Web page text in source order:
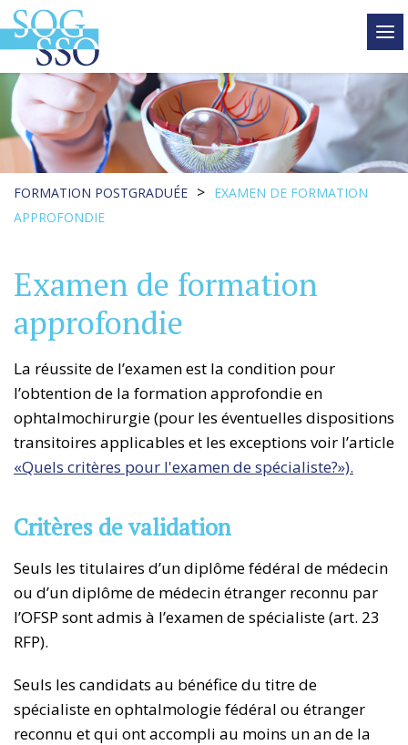
FORMATION POSTGRADUÉE > EXAMEN DE FORMATION
APPROFONDIE
Examen de formation
approfondie
La réussite de l’examen est la condition pour
l’obtention de la formation approfondie en
ophtalmochirurgie (pour les éventuelles dispositions
transitoires applicables et les exceptions voir l’article
«Quels critères pour l'examen de spécialiste?»).
Critères de validation
Seuls les titulaires d’un diplôme fédéral de médecin
ou d’un diplôme de médecin étranger reconnu par
l’OFSP sont admis à l’examen de spécialiste (art. 23
RFP).
Seuls les candidats au bénéfice du titre de
spécialiste en ophtalmologie fédéral ou étranger
reconnu et qui ont accompli au moins un an de la